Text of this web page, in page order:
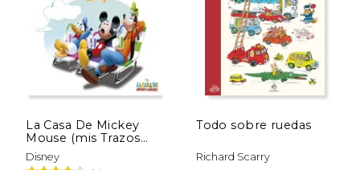
La Casa De Mickey
Mouse (mis Trazos
Con Disney. 3 Años)
Disney
Todo sobre ruedas
Richard Scarry